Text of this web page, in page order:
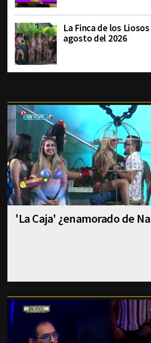
La Finca de los
agosto del 2026
'La Caja' ¿enamorado de